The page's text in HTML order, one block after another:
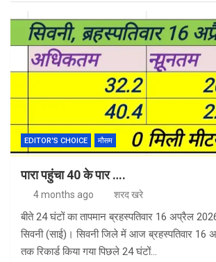
ce
b
o
o
k
ke
dI
n
at
s
p
p
ar
e
EDITOR'S CHOICE मौसम
पारा पहुंचा 40 के पार ….
4 months ago शरद खरे
बीते 24 घंटों का तापमान ब्रहस्पतिवार 16 अप्रैल 2026
सिवनी (साई)। सिवनी जिले में आज ब्रहस्पतिवार 16
तक रिकार्ड किया गया पिछले 24 घंटों…